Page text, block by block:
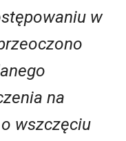
w
na
wszczęciu